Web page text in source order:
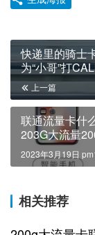
快递里的骑士
为“小哥”打
上一篇
联通流量卡什
203G大流量
2023年3月19日
相关推荐